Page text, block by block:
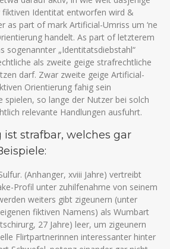
fiktiven Identitat entworfen wird &
as part of mark Artificial-Umriss um ‘ne
handelt. As part of letzterem
sogenannter „Identitatsdiebstahl“
als zweite geige strafrechtliche
darf. Zwar zweite geige Artificial-
Orientierung fahig sein
spielen, so lange der Nutzer bei solch
relevante Handlungen ausfuhrt.
strafbar, welches gar
(Anhanger, xviii Jahre) vertreibt
Profil unter zuhilfenahme von seinem
weiters gibt zigeunern (unter
fiktiven Namens) als Wumbart
27 Jahre) leer, um zigeunern
Flirtpartnerinnen interessanter hinter